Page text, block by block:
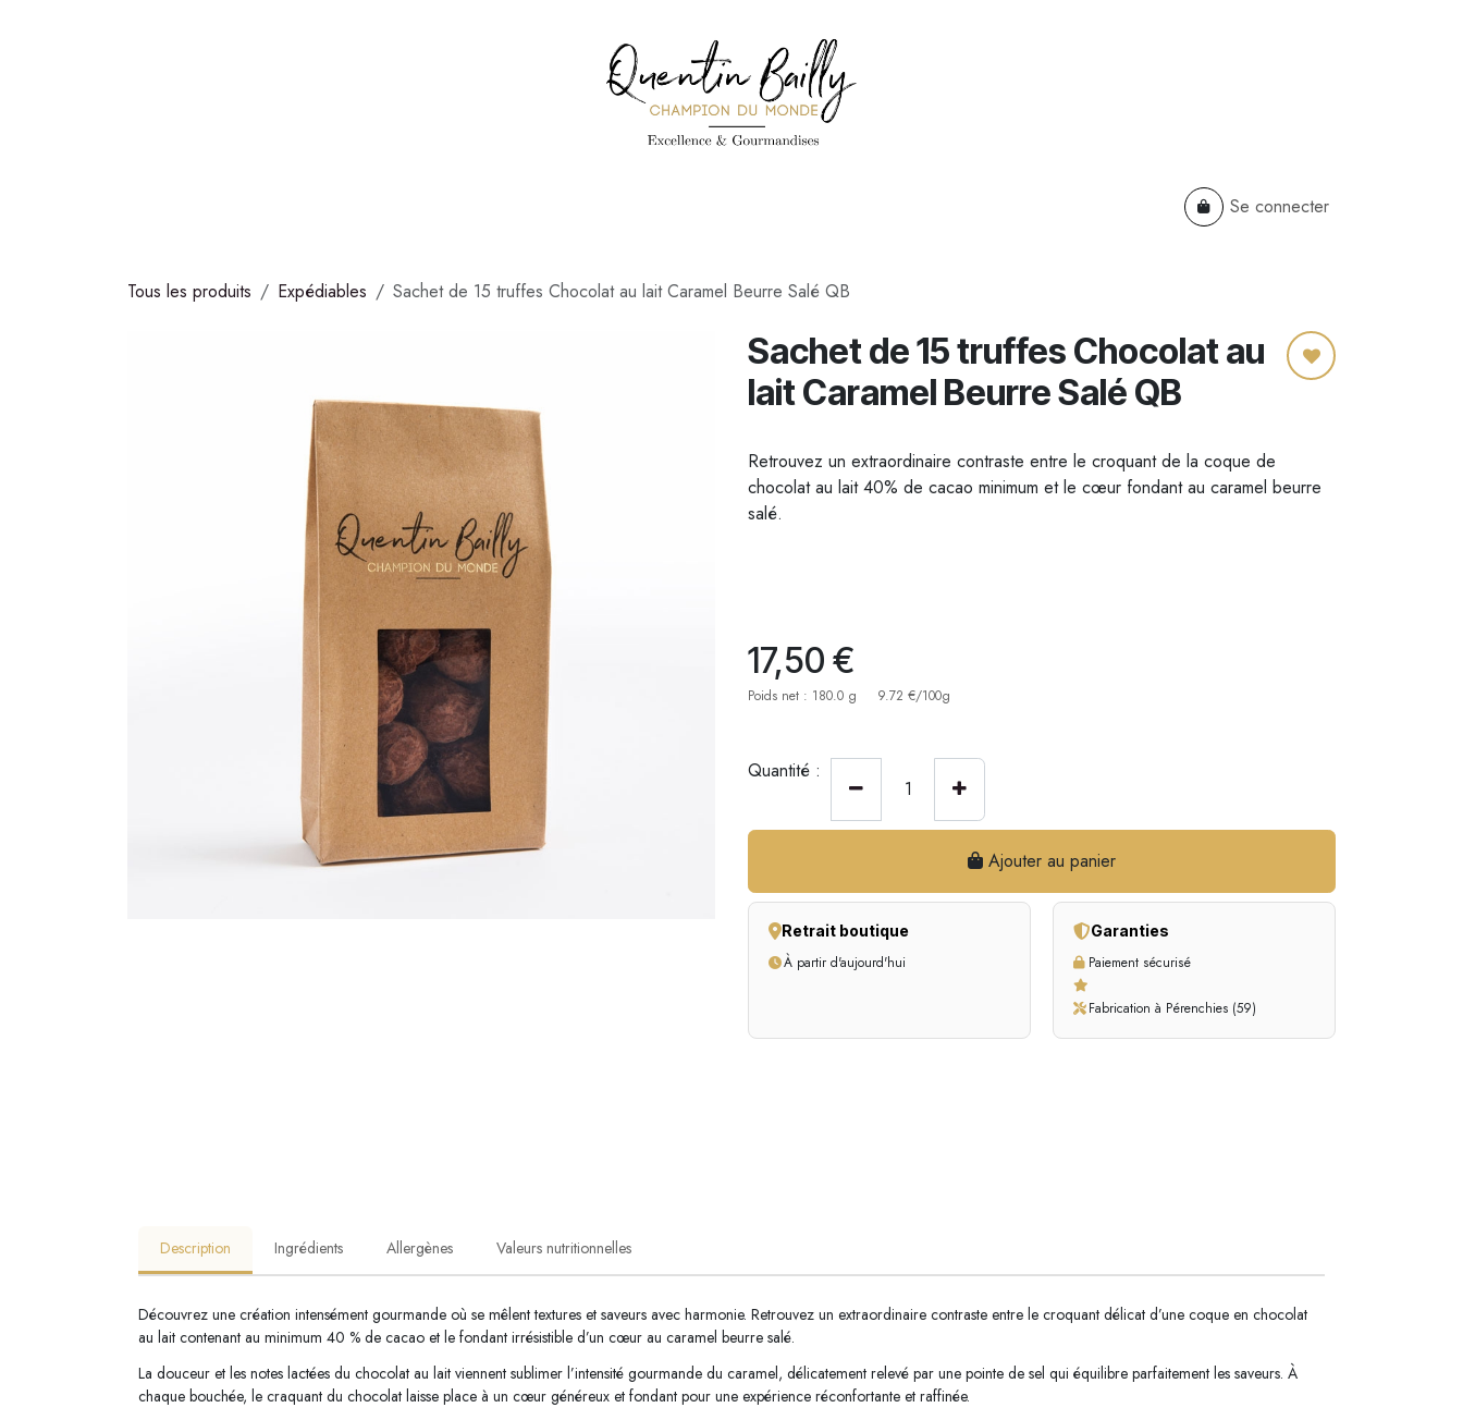
B2B Se connecter
Tous les produits Expédiables Sachet de 15 truffes Chocolat au lait Caramel Beurre Salé QB
Sachet de 15 truffes Chocolat au
lait Caramel Beurre Salé QB
Retrouvez un extraordinaire contraste entre le croquant de la coque de
chocolat au lait 40% de cacao minimum et le cœur fondant au caramel beurre
salé.
17,50 €
Poids net : 180.0 g 9.72 €/100g
Quantité :
Ajouter au panier
Retrait boutique
À partir d'aujourd'hui
Garanties
Paiement sécurisé
Fabrication à Pérenchies (59)
Description Ingrédients Allergènes Valeurs nutritionnelles
Découvrez une création intensément gourmande où se mêlent textures et saveurs avec harmonie. Retrouvez un extraordinaire contraste entre le croquant délicat d’une coque en chocolat
au lait contenant au minimum 40 % de cacao et le fondant irrésistible d’un cœur au caramel beurre salé.
La douceur et les notes lactées du chocolat au lait viennent sublimer l’intensité gourmande du caramel, délicatement relevé par une pointe de sel qui équilibre parfaitement les saveurs. À
chaque bouchée, le craquant du chocolat laisse place à un cœur généreux et fondant pour une expérience réconfortante et raffinée.